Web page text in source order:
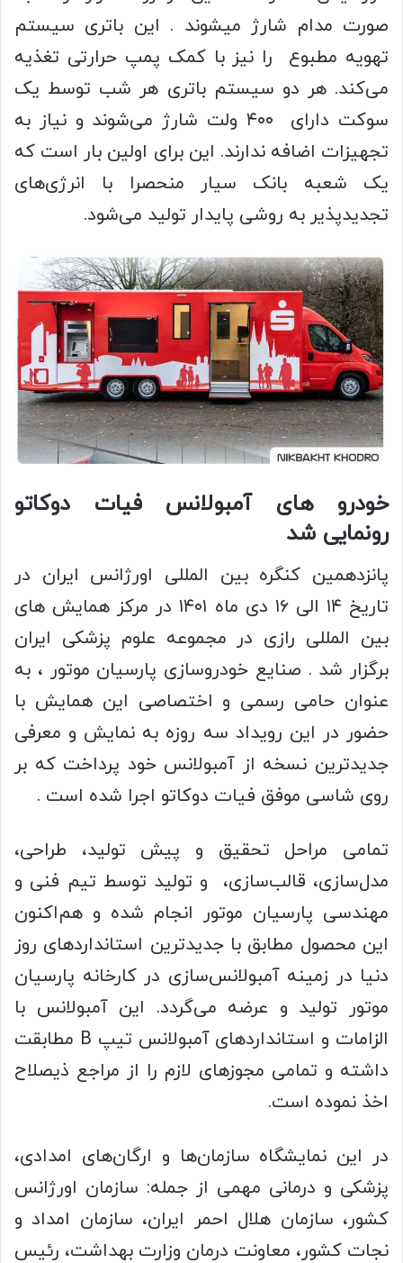
صورت مدام شارژ میشوند . این باتری سیستم
تهویه مطبوع را نیز با کمک پمپ حرارتی تغذیه
می‌کند. هر دو سیستم باتری هر شب توسط یک
سوکت دارای ۴۰۰ ولت شارژ می‌شوند و نیاز به
تجهیزات اضافه ندارند. این برای اولین بار است که
یک شعبه بانک سیار منحصرا با انرژی‌های
تجدید‌پذیر به روشی پایدار تولید می‌شود.
خودرو های آمبولانس فیات دوکاتو
رونمایی شد
پانزدهمین کنگره بین المللی اورژانس ایران در
تاریخ ۱۴ الی ۱۶ دی ماه ۱۴۰۱ در مرکز همایش های
بین المللی رازی در مجموعه علوم پزشکی ایران
برگزار شد . صنایع خودروسازی پارسیان موتور ، به
عنوان حامی رسمی و اختصاصی این همایش با
حضور در این رویداد سه روزه به نمایش و معرفی
جدیدترین نسخه از آمبولانس خود پرداخت که بر
روی شاسی موفق فیات دوکاتو اجرا شده است .
تمامی مراحل تحقیق و پیش تولید، طراحی،
مدل‌سازی، قالب‌سازی، و تولید توسط تیم فنی و
مهندسی پارسیان موتور انجام شده و هم‌اکنون
این محصول مطابق با جدیدترین استانداردهای روز
دنیا در زمینه آمبولانس‌سازی در کارخانه پارسیان
موتور تولید و عرضه می‌گردد. این آمبولانس با
الزامات و استانداردهای آمبولانس تیپ B مطابقت
داشته و تمامی مجوزهای لازم را از مراجع ذیصلاح
اخذ نموده است.
در این نمایشگاه سازمان‌ها و ارگان‌های امدادی،
پزشکی و درمانی مهمی از جمله: سازمان اورژانس
کشور، سازمان هلال احمر ایران، سازمان امداد و
نجات کشور، معاونت درمان وزارت بهداشت، رئیس